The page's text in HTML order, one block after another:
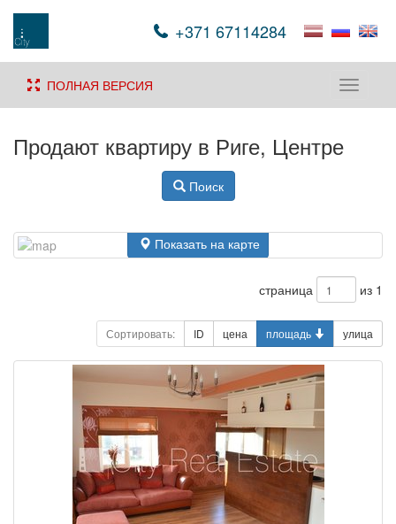
+371 67114284
Toggle
ПОЛНАЯ ВЕРСИЯ
Продают квартиру в Риге, Центре
Поиск
Показать на карте
страница из 1
Сортировать: ID цена площадь улица